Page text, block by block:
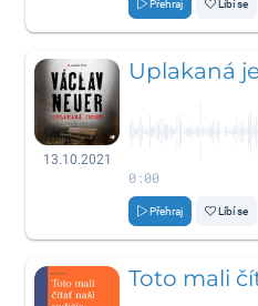
Přehraj Líbí se
13.10.2021
Uplakaná
0:00
Přehraj Líbí se
Toto mali